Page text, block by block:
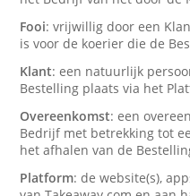
Fooi: vrijwillig door een
is voor de koerier die de
Klant: een natuurlijk
Bestelling plaats via het
Overeenkomst: een
Bedrijf met betrekking tot
het afhalen van de
Platform: de website(s),